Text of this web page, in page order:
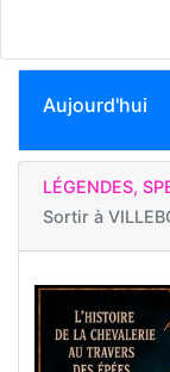
Aujourd'hui
LÉGENDES,
Sortir à